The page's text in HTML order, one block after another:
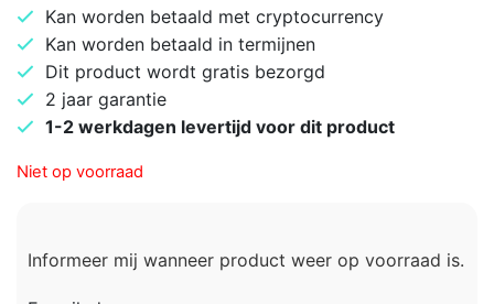
Kan worden betaald met cryptocurrency
Kan worden betaald in termijnen
Dit product wordt gratis bezorgd
2 jaar garantie
1-2 werkdagen levertijd voor dit product
Niet op voorraad
Informeer mij wanneer product weer op voorraad is.